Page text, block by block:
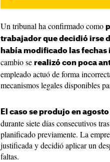
Un tribunal ha confirmado como
trabajador que decidió irse
había modificado las
cambio se realizó con poca
empleado actuó de forma
mecanismos legales disponibles
El caso se produjo en
durante siete días consecutivos
planificado previamente. La
justificada y decidió aplicar un
faltas.